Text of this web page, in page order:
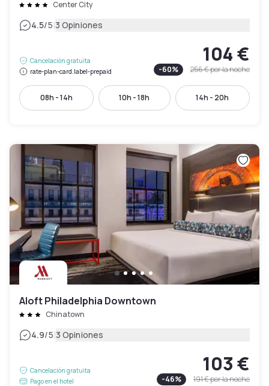
Center City
4.5/5|3 Opiniones
Cancelación gratuita
rate-plan-card.label-prepaid
104 €
-60% 256 €por la noche
08h - 14h 10h - 18h 14h - 20h
Aloft Philadelphia Downtown
Chinatown
4.9/5|3 Opiniones
Cancelación gratuita
Pago en el hotel
103 €
-46% 191 €por la noche